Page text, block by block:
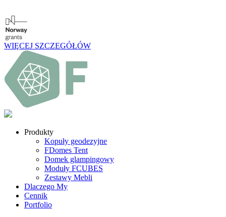
WIĘCEJ SZCZEGÓŁÓW
Produkty
Kopuły geodezyjne
FDomes Tent
Domek glampingowy
Moduły FCUBES
Zestawy Mebli
Dlaczego My
Cennik
Portfolio